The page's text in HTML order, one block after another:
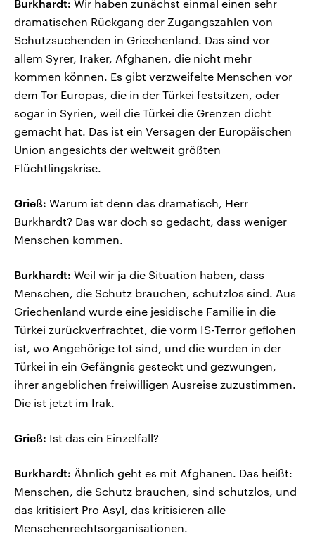
Burkhardt: Wir haben zunächst einmal einen sehr
dramatischen Rückgang der Zugangszahlen von
Schutzsuchenden in Griechenland. Das sind vor
allem Syrer, Iraker, Afghanen, die nicht mehr
kommen können. Es gibt verzweifelte Menschen vor
dem Tor Europas, die in der Türkei festsitzen, oder
sogar in Syrien, weil die Türkei die Grenzen dicht
gemacht hat. Das ist ein Versagen der Europäischen
Union angesichts der weltweit größten
Flüchtlingskrise.
Grieß: Warum ist denn das dramatisch, Herr
Burkhardt? Das war doch so gedacht, dass weniger
Menschen kommen.
Burkhardt: Weil wir ja die Situation haben, dass
Menschen, die Schutz brauchen, schutzlos sind. Aus
Griechenland wurde eine jesidische Familie in die
Türkei zurückverfrachtet, die vorm IS-Terror geflohen
ist, wo Angehörige tot sind, und die wurden in der
Türkei in ein Gefängnis gesteckt und gezwungen,
ihrer angeblichen freiwilligen Ausreise zuzustimmen.
Die ist jetzt im Irak.
Grieß: Ist das ein Einzelfall?
Burkhardt: Ähnlich geht es mit Afghanen. Das heißt:
Menschen, die Schutz brauchen, sind schutzlos, und
das kritisiert Pro Asyl, das kritisieren alle
Menschenrechtsorganisationen.